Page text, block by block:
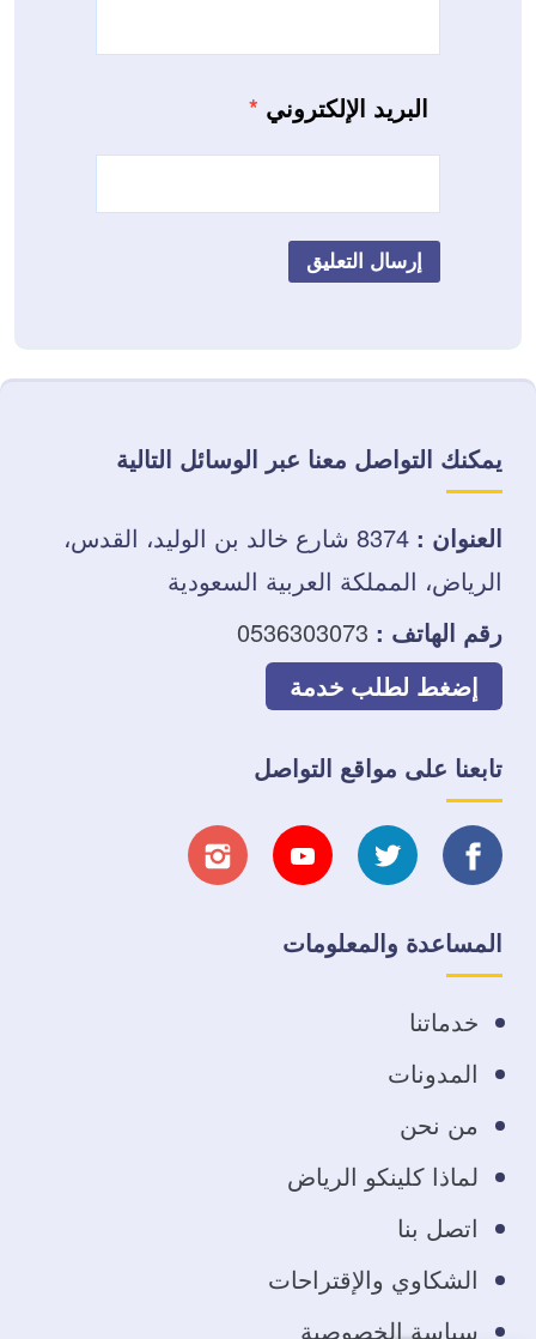
البريد الإلكتروني *
يمكنك التواصل معنا عبر الوسائل التالية
العنوان :
8374 شارع خالد بن الوليد، القدس،
الرياض، المملكة العربية السعودية
رقم الهاتف : 0536303073
إضغط لطلب خدمة
تابعنا على مواقع التواصل
تابعنا
على
فيسبوك
تابعنا
على
تابعنا تابعنا
المساعدة والمعلومات
خدماتنا
المدونات
من نحن
لماذا كلينكو الرياض
اتصل بنا
الشكاوي والإقتراحات
سياسة الخصوصية